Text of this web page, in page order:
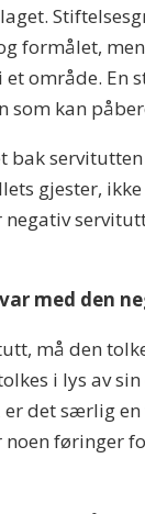
formålet,
område. En
kan
bak
gjester,
med den
må den
i lys av
det særlig
føringer